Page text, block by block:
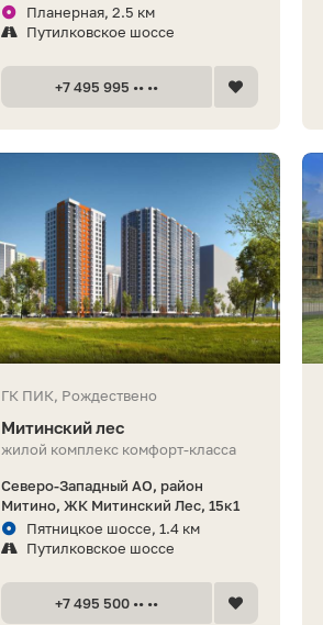
Планерная, 2.5 км
Путилковское шоссе
+7 495 995 •• ••
ГК ПИК, Рождествено
Митинский лес
жилой комплекс комфорт-класса
Северо-Западный АО, район
Митино, ЖК Митинский Лес, 15к1
Пятницкое шоссе, 1.4 км
Путилковское шоссе
+7 495 500 •• ••